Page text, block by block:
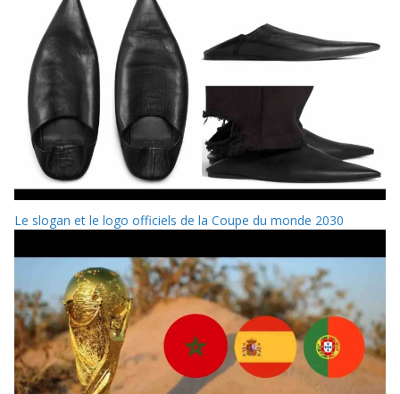
Le slogan et le logo officiels de la Coupe du monde 2030